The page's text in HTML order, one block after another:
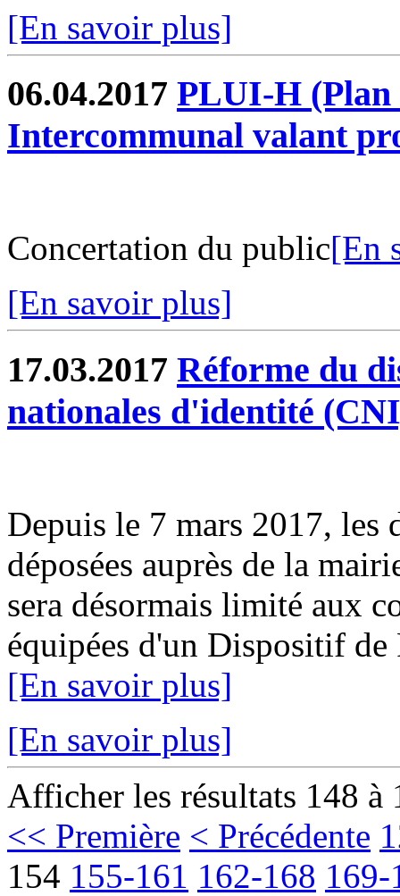
[En savoir plus]
06.04.2017 PLUI-H
Intercommunal valant
Concertation du public[En
[En savoir plus]
17.03.2017 Réforme du
nationales d'identité
Depuis le 7 mars 2017, les
déposées auprès de la
sera désormais limité aux
équipées d'un Dispositif
[En savoir plus]
[En savoir plus]
Afficher les résultats 148 à
<< Première < Précédente
154 155-161 162-168 169-